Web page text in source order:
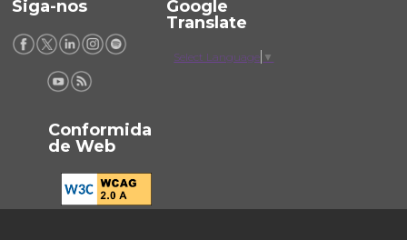
Siga-nos
Google
Translate
Select Language ▼
Conformida
de Web